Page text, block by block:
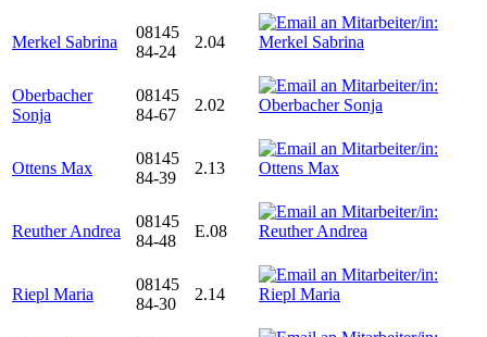
Merkel Sabrina
08145
84-24
2.04
Oberbacher
Sonja
08145
84-67
2.02
Ottens Max
08145
84-39
2.13
Reuther Andrea
08145
84-48
E.08
Riepl Maria
08145
84-30
2.14